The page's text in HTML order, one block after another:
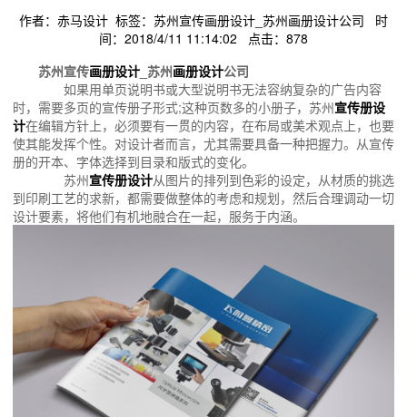
作者：赤马设计 标签： 苏州宣传画册设计_苏州画册设计公司
时
间：2018/4/11 11:14:02 点击： 878
苏州宣传画册设计 _苏州画册设计公司
如果用单页说明书或大型说明书无法容纳复杂的广告内容
时，需要多页的宣传册子形式;这种页数多的小册子，苏州宣传册设
计在编辑方针上，必须要有一贯的内容，在布局或美术观点上，也要
使其能发挥个性。对设计者而言，尤其需要具备一种把握力。从宣传
册的开本、字体选择到目录和版式的变化。
苏州宣传册设计从图片的排列到色彩的设定，从材质的挑选
到印刷工艺的求新，都需要做整体的考虑和规划，然后合理调动一切
设计要素，将他们有机地融合在一起，服务于内涵。